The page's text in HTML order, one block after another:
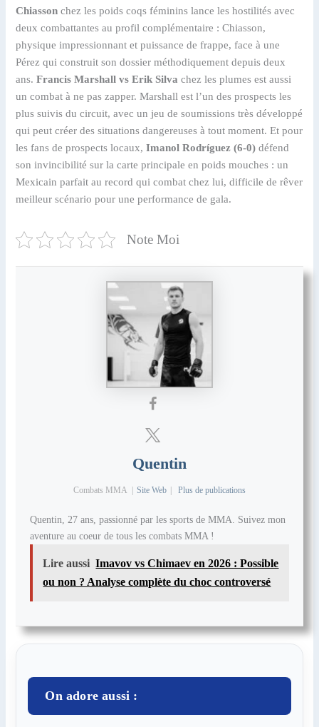
Chiasson chez les poids coqs féminins lance les hostilités avec
deux combattantes au profil complémentaire : Chiasson,
physique impressionnant et puissance de frappe, face à une
Pérez qui construit son dossier méthodiquement depuis deux
ans.Francis Marshall vs Erik Silva chez les plumes est aussi
un combat à ne pas zapper. Marshall est l’un des prospects les
plus suivis du circuit, avec un jeu de soumissions très développé
qui peut créer des situations dangereuses à tout moment. Et pour
les fans de prospects locaux,Imanol Rodríguez (6-0) défend
son invincibilité sur la carte principale en poids mouches : un
Mexicain parfait au record qui combat chez lui, difficile de rêver
meilleur scénario pour une performance de gala.
Note Moi
Quentin
Combats MMA Site Web Plus de publications
Quentin, 27 ans, passionné par les sports de MMA. Suivez mon
aventure au coeur de tous les combats MMA !
Lire aussi Imavov vs Chimaev en 2026 : Possible
ou non ? Analyse complète du choc controversé
On adore aussi :